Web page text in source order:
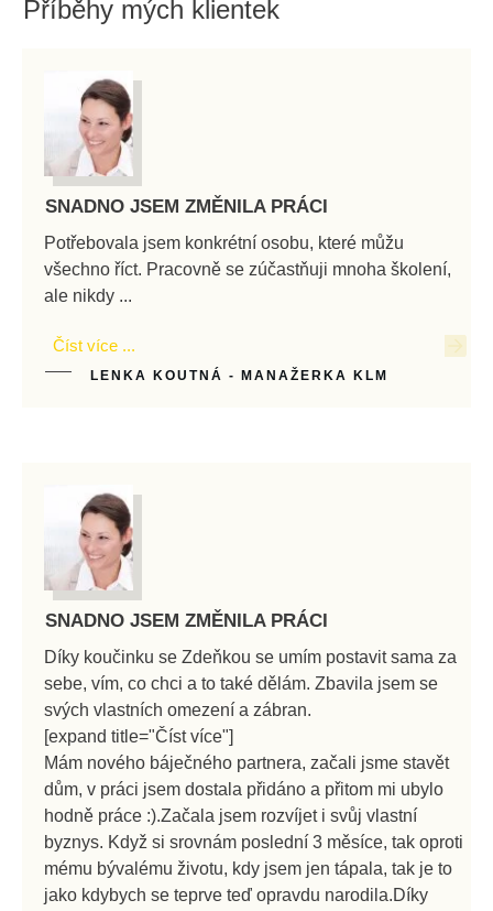
Příběhy mých klientek
SNADNO JSEM ZMĚNILA PRÁCI
Potřebovala jsem konkrétní osobu, které můžu
všechno říct. Pracovně se zúčastňuji mnoha školení,
ale nikdy ...
Číst více ...
LENKA KOUTNÁ - MANAŽERKA KLM
SNADNO JSEM ZMĚNILA PRÁCI
Díky koučinku se Zdeňkou se umím postavit sama za
sebe, vím, co chci a to také dělám. Zbavila jsem se
svých vlastních omezení a zábran.
[expand title="Číst více"]
Mám nového báječného partnera, začali jsme stavět
dům, v práci jsem dostala přidáno a přitom mi ubylo
hodně práce :).Začala jsem rozvíjet i svůj vlastní
byznys. Když si srovnám poslední 3 měsíce, tak oproti
mému bývalému životu, kdy jsem jen tápala, tak je to
jako kdybych se teprve teď opravdu narodila.Díky